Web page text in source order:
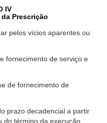
IV
Prescrição
pelos vícios aparentes ou
fornecimento de serviço e
de fornecimento de
prazo decadencial a partir
do término da execução